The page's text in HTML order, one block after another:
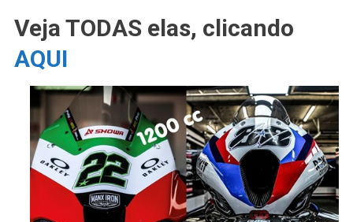
Veja TODAS elas, clicando
AQUI